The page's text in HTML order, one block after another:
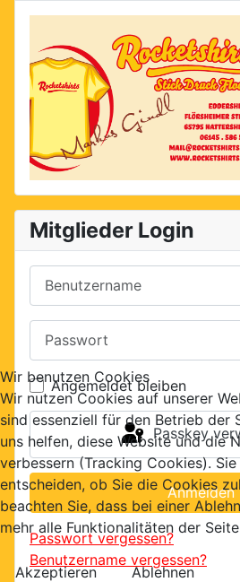
Mitglieder Login
Angemeldet bleiben
Passkey
Anmelden
Passwort vergessen?
Benutzername vergessen?
Wir benutzen Cookies
Wir nutzen Cookies auf unserer
sind essenziell für den Betrieb der
uns helfen, diese Website und die
verbessern (Tracking Cookies).
entscheiden, ob Sie die Cookies
beachten Sie, dass bei einer
mehr alle Funktionalitäten der
Akzeptieren Ablehnen